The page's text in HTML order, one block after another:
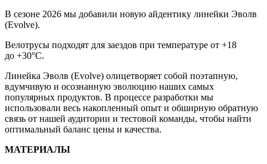
В сезоне 2026 мы добавили новую айдентику линейки Эволв
(Evolve).
Велотрусы подходят для заездов при температуре от +18
до +30°C.
Линейка Эволв (Evolve) олицетворяет собой поэтапную,
вдумчивую и осознанную эволюцию наших самых
популярных продуктов. В процессе разработки мы
использовали весь накопленный опыт и обширную обратную
связь от нашей аудитории и тестовой команды, чтобы найти
оптимальный баланс цены и качества.
МАТЕРИАЛЫ